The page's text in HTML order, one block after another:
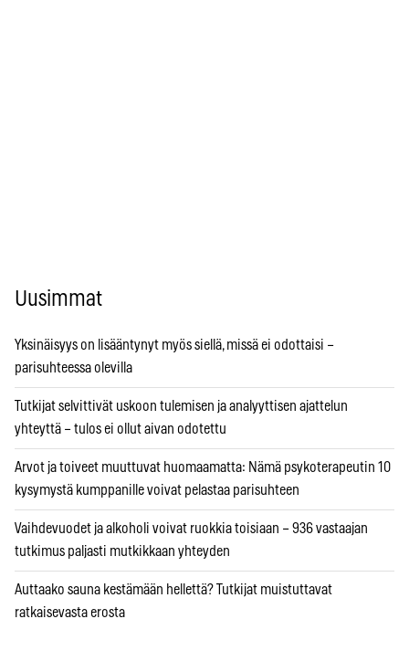
Uusimmat
Yksinäisyys on lisääntynyt myös siellä, missä ei odottaisi –
parisuhteessa olevilla
Tutkijat selvittivät uskoon tulemisen ja analyyttisen ajattelun
yhteyttä – tulos ei ollut aivan odotettu
Arvot ja toiveet muuttuvat huomaamatta: Nämä psykoterapeutin 10
kysymystä kumppanille voivat pelastaa parisuhteen
Vaihdevuodet ja alkoholi voivat ruokkia toisiaan – 936 vastaajan
tutkimus paljasti mutkikkaan yhteyden
Auttaako sauna kestämään hellettä? Tutkijat muistuttavat
ratkaisevasta erosta